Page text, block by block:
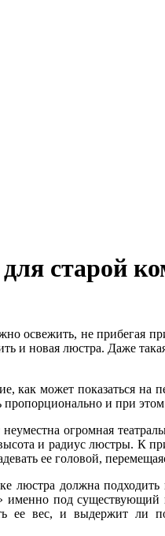
старой
освежить, не прибегая
и новая люстра. Даже
как может показаться
и при
огромная
и радиус люстры. К
ее головой,
люстра должна
именно под
ее вес, и выдержит ли